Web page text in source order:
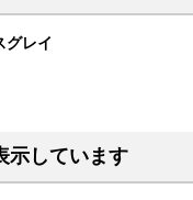
グレイ
示しています